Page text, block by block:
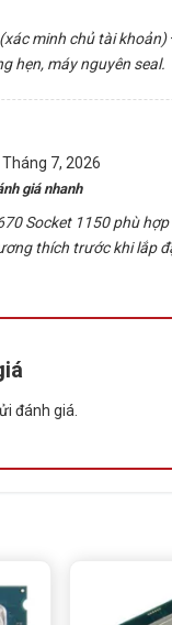
(xác minh chủ tài khoản)
hẹn, máy nguyên seal.
Tháng 7, 2026
giá nhanh
Socket 1150 phù
thích trước khi lắp
đánh giá.